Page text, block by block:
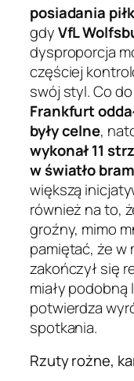
posiadania
gdyVfL
dysproporcja
częściej
swój styl. Co
Frankfurt
były celne,
wykonał 11
w światło
większą
również na to,
groźny, mimo
pamiętać, że w
zakończył się
miały
potwierdza
spotkania.
Rzuty rożne,